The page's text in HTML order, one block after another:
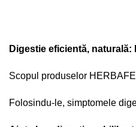
Digestie eficientă, naturală:
Scopul produselor
Folosindu-le, simptomele